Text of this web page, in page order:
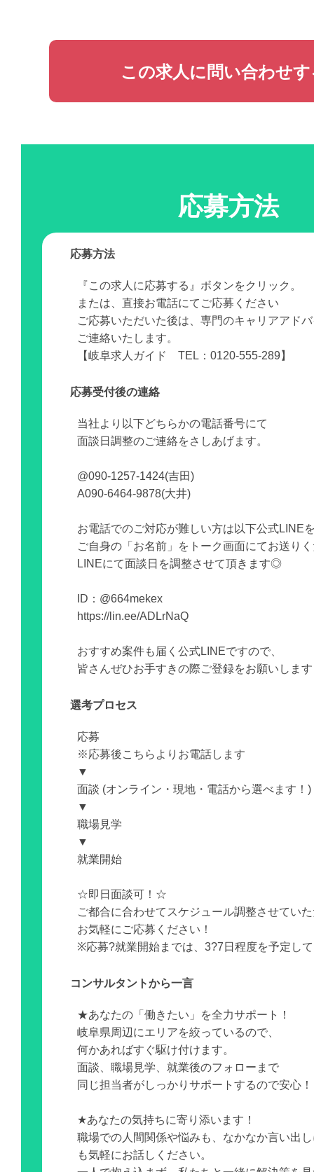
この求人に問い合わせ
応募方法
応募方法
『この求人に応募する』ボタンをクリック。
または、直接お電話にてご応募ください
ご応募いただいた後は、専門のキャリアアド
ご連絡いたします。
【岐阜求人ガイド TEL：0120-555-289】
応募受付後の連絡
当社より以下どちらかの電話番号にて
面談日調整のご連絡をさしあげます。
@090-1257-1424(吉田)
A090-6464-9878(大井)
お電話でのご対応が難しい方は以下公式LINE
ご自身の「お名前」をトーク画面にてお送り
LINEにて面談日を調整させて頂きます◎
ID：@664mekex
https://lin.ee/ADLrNaQ
おすすめ案件も届く公式LINEですので、
皆さんぜひお手すきの際ご登録をお願いしま
選考プロセス
応募
※応募後こちらよりお電話します
▼
面談 (オンライン・現地・電話から選べます！)
▼
職場見学
▼
就業開始
☆即日面談可！☆
ご都合に合わせてスケジュール調整させてい
お気軽にご応募ください！
※応募?就業開始までは、3?7日程度を予定し
コンサルタントから一言
★あなたの「働きたい」を全力サポート！
岐阜県周辺にエリアを絞っているので、
何かあればすぐ駆け付けます。
面談、職場見学、就業後のフォローまで
同じ担当者がしっかりサポートするので安心！
★あなたの気持ちに寄り添います！
職場での人間関係や悩みも、なかなか言い出
も気軽にお話しください。